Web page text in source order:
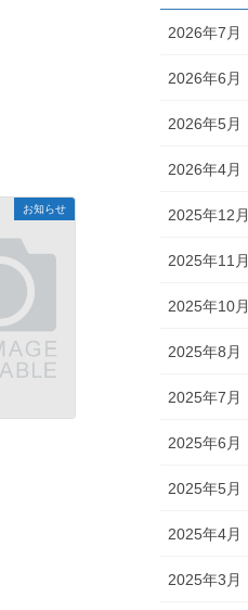
お知らせ
2026年7月
2026年6月
2026年5月
2026年4月
2025年12月
2025年11月
2025年10月
2025年8月
2025年7月
2025年6月
2025年5月
2025年4月
2025年3月